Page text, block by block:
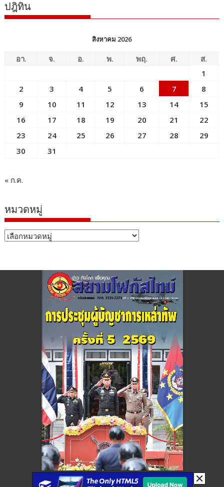
ปฎิทิน
สิงหาคม 2026
อา. จ. อ. พ. พฤ. ศ.
ส.
1
2
3 4 5 6 7
8
9
10 11 12 13 14
15
16
17 18 19 20 21
22
23
24 25 26 27 28
29
30
31
« ก.ค.
หมวดหมู่
หมวด